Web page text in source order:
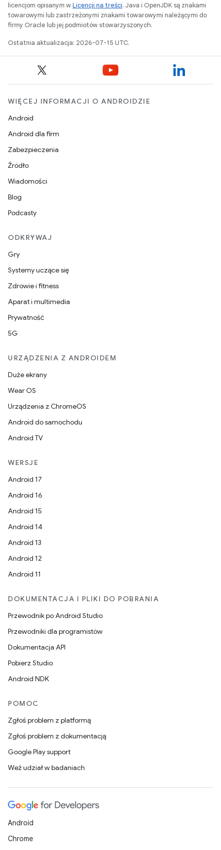
licencjom opisanym wLicencji na treści. Java i OpenJDK są znakami
towarowymi lub zastrzeżonymi znakami towarowymi należącymi do
firmy Oracle lub jej podmiotów stowarzyszonych.
Ostatnia aktualizacja: 2026-07-15 UTC.
WIĘCEJ INFORMACJI O ANDROIDZIE
Android
Android dla firm
Zabezpieczenia
Źródło
Wiadomości
Blog
Podcasty
ODKRYWAJ
Gry
Systemy uczące się
Zdrowie i fitness
Aparat i multimedia
Prywatność
5G
URZĄDZENIA Z ANDROIDEM
Duże ekrany
Wear OS
Urządzenia z ChromeOS
Android do samochodu
Android TV
WERSJE
Android 17
Android 16
Android 15
Android 14
Android 13
Android 12
Android 11
DOKUMENTACJA I PLIKI DO POBRANIA
Przewodnik po Android Studio
Przewodniki dla programistów
Dokumentacja API
Pobierz Studio
Android NDK
POMOC
Zgłoś problem z platformą
Zgłoś problem z dokumentacją
Google Play support
Weź udział w badaniach
Android
Chrome